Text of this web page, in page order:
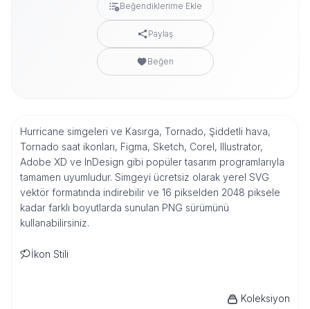
Beğendiklerime Ekle
Paylaş
Beğen
Hurricane simgeleri ve Kasırga, Tornado, Şiddetli hava,
Tornado saat ikonları, Figma, Sketch, Corel, Illustrator,
Adobe XD ve InDesign gibi popüler tasarım programlarıyla
tamamen uyumludur. Simgeyi ücretsiz olarak yerel SVG
vektör formatında indirebilir ve 16 pikselden 2048 piksele
kadar farklı boyutlarda sunulan PNG sürümünü
kullanabilirsiniz.
İkon Stili
Koleksiyon